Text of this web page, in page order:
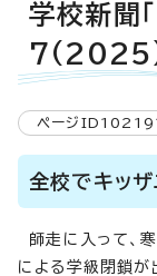
学校新聞
7(2025)
ページ
全校でキッザ
師走に入って、
による学級閉鎖が